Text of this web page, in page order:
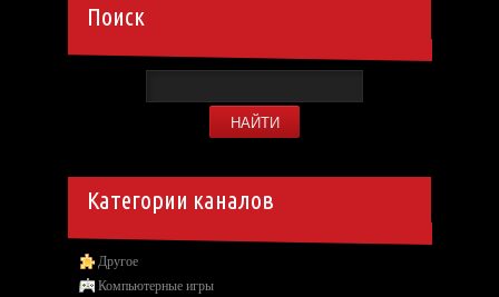
Поиск
Категории каналов
Другое
Компьютерные игры